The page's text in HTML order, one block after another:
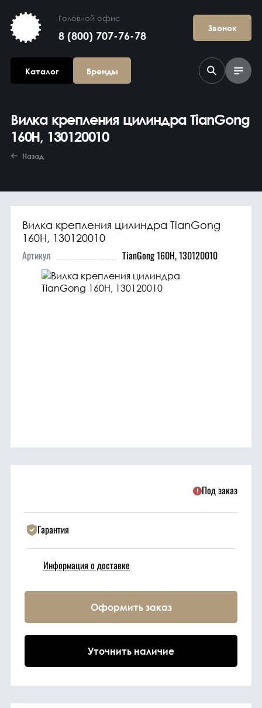
Головной офис
8 (800) 707-76-78
Звонок
Каталог Бренды
Агрегаты в
сборе
Гидравлика и
трансмиссия
Прочие
Фильтрующие
Ходовые части
Электрическая
система
Вилка крепления цилиндра TianGong
160H, 130120010
Назад
Вилка крепления цилиндра TianGong
160H, 130120010
Артикул TianGong 160H, 130120010
Под заказ
Гарантия
Информация о доставке
Оформить заказ
Уточнить наличие